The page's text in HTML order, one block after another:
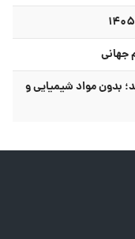
تمیز کنید؛ بدون مواد شیمیایی و